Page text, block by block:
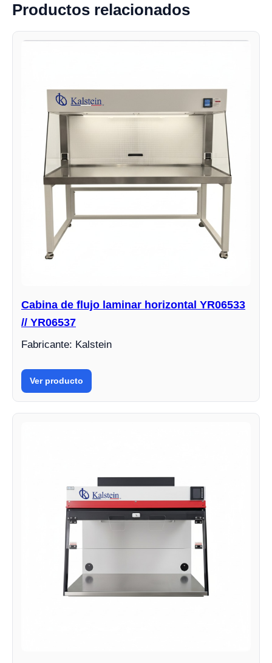
Productos relacionados
Cabina de flujo laminar horizontal YR06533
// YR06537
Fabricante: Kalstein
Ver producto